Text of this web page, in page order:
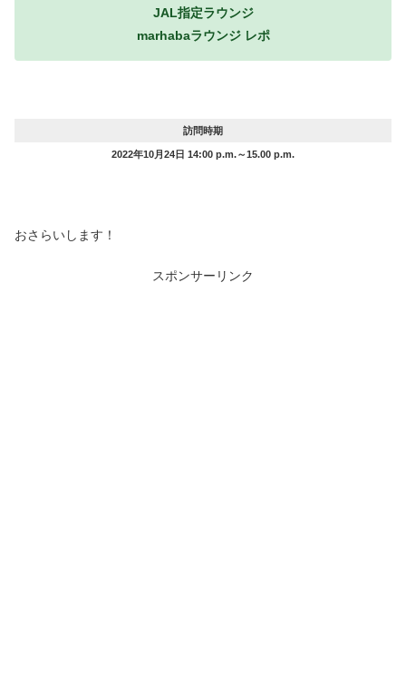
JAL指定ラウンジ
marhabaラウンジ レポ
訪問時期
2022年10月24日 14:00 p.m.～15.00 p.m.
おさらいします！
スポンサーリンク